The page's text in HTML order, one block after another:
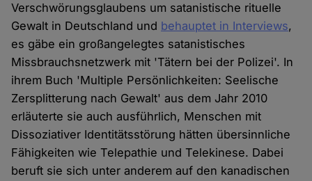
Verschwörungsglaubens um satanistische rituelle
Gewalt in Deutschland und behauptet in Interviews,
es gäbe ein großangelegtes satanistisches
Missbrauchsnetzwerk mit 'Tätern bei der Polizei'. In
ihrem Buch 'Multiple Persönlichkeiten: Seelische
Zersplitterung nach Gewalt' aus dem Jahr 2010
erläuterte sie auch ausführlich, Menschen mit
Dissoziativer Identitätsstörung hätten übersinnliche
Fähigkeiten wie Telepathie und Telekinese. Dabei
beruft sie sich unter anderem auf den kanadischen